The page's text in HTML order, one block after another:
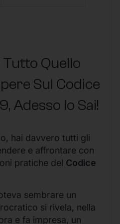
Quello
Sul Codice
, Adesso lo Sai!
hai davvero tutti gli
e affrontare con
pratiche del Codice
sembrare un
si rivela, nella
e fa impresa, un